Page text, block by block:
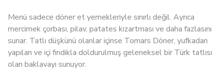
Menü sadece döner et yemekleriyle sınırlı değil. Ayrıca
mercimek çorbası, pilav, patates kızartması ve daha fazlasını
sunar. Tatlı düşkünü olanlar içinse Tomars Döner, yufkadan
yapılan ve içi fındıkla doldurulmuş geleneksel bir Türk tatlısı
olan baklavayı sunuyor.